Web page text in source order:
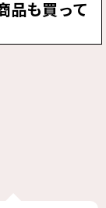
品も買って